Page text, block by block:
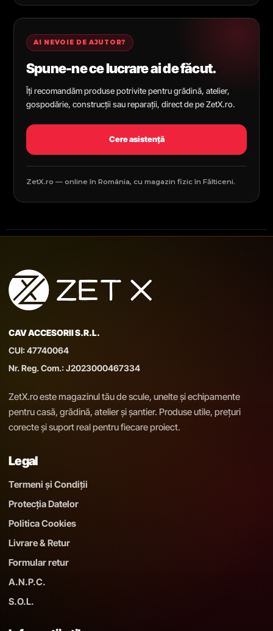
AI NEVOIE DE AJUTOR?
Spune-ne ce lucrare ai de făcut.
Îți recomandăm produse potrivite pentru grădină, atelier,
gospodărie, construcții sau reparații, direct de pe ZetX.ro.
Cere asistență
ZetX.ro — online în România, cu magazin fizic în Fălticeni.
CAV ACCESORII S.R.L.
CUI: 47740064
Nr. Reg. Com.: J2023000467334
ZetX.ro este magazinul tău de scule, unelte și echipamente
pentru casă, grădină, atelier și șantier. Produse utile, prețuri
corecte și suport real pentru fiecare proiect.
Legal
Termeni și Condiții
Protecția Datelor
Politica Cookies
Livrare & Retur
Formular retur
A.N.P.C.
S.O.L.